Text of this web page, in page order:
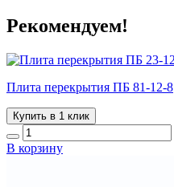
Рекомендуем!
Плита перекрытия ПБ 81-12-8
Купить в 1 клик
В корзину